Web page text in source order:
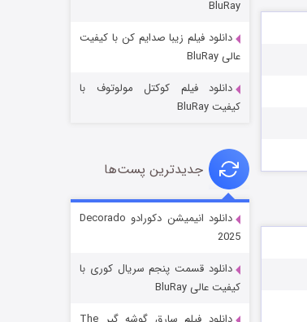
جادوگری در مغولستان
قسمت ۶ (زیرنویس)
BluRay
دانلود فیلم زیبا صدایم کن با کیفیت
عالی BluRay
دانلود فیلم کوکتل مولوتوف با
کیفیت BluRay
جدیدترین پست‌ها
دانلود انیمیشن دکورادو Decorado
2025
دانلود قسمت پنجم سریال کوری با
کیفیت عالی BluRay